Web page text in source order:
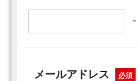
-
メールアドレス 必須